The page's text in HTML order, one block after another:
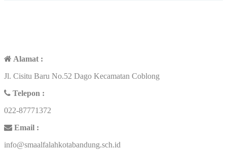
Alamat :
Jl. Cisitu Baru No.52 Dago Kecamatan Coblong
Telepon :
022-87771372
Email :
info@smaalfalahkotabandung.sch.id